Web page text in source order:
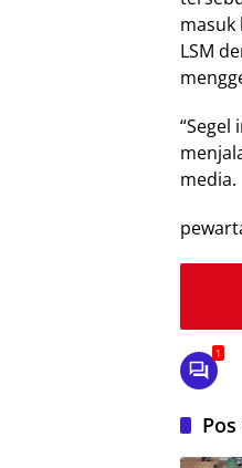
masuk
LSM
media.
1